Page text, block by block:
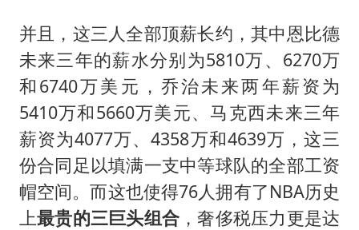
并且，这三人全部顶薪长约，其中恩比德
未来三年的薪水分别为5810万、6270万
和6740万美元，乔治未来两年薪资为
5410万和5660万美元、马克西未来三年
薪资为4077万、4358万和4639万，这三
份合同足以填满一支中等球队的全部工资
帽空间。而这也使得76人拥有了NBA历史
上最贵的三巨头组合 ，奢侈税压力更是达